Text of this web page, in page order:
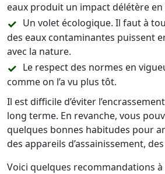
eaux produit un impact délétère en
Un volet écologique. Il faut à
des eaux contaminantes puissent
avec la nature.
Le respect des normes en
comme on l’a vu plus tôt.
Il est difficile d’éviter
long terme. En revanche, vous
quelques bonnes habitudes pour
des appareils d’assainissement,
Voici quelques recommandations